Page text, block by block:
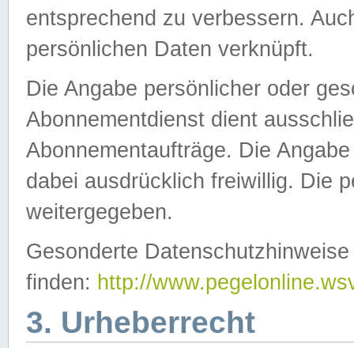
entsprechend zu verbessern.
persönlichen Daten verknüpft.
Die Angabe persönlicher oder
Abonnementdienst dient
Abonnementaufträge. Die
dabei ausdrücklich freiwillig. Die
weitergegeben.
Gesonderte
finden: http://
3. Urheberrecht